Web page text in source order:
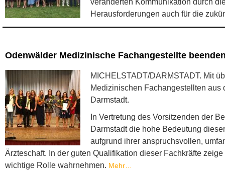
veränderten Kommunikation durch
Herausforderungen auch für die
Odenwälder Medizinische Fachangestellte
MICHELSTADT/DARMSTADT. Mit
Medizinischen Fachangestellten
Darmstadt.
In Vertretung des Vorsitzenden der
Darmstadt die hohe Bedeutung
aufgrund ihrer anspruchsvollen,
Ärzteschaft. In der guten Qualifikation dieser Fachkräfte
wichtige Rolle wahrnehmen. Mehr…